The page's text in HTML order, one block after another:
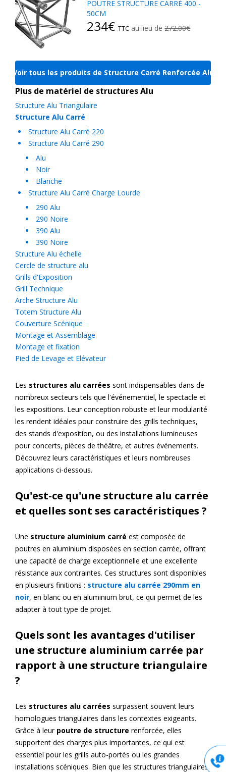
disposition pour vous guider dans vos projets (conformité,
charges portées, compatibilité).
Idéal pour les structures autoportées et les montages stables,
ce cercle carré complète parfaitement nos
triangulairesetcercles échelles, selon la géométrie
souhaitée et le rendu visuel recherché.
Plus de matériel de structures Alu
Structure Alu Triangulaire
Structure Alu Carré
Structure Alu Carré 220
Structure Alu Carré 290
Alu
Noir
Blanche
Structure Alu Carré Charge Lourde
290 Alu
290 Noire
390 Alu
390 Noire
Structure Alu échelle
Cercle de structure alu
Grills d'Exposition
Grill Technique
Arche Structure Alu
Totem Structure Alu
Couverture Scénique
Montage et Assemblage
Montage et fixation
Pied de Levage et Elévateur
POUTRE STRUCTURE CARRÉ 400 -
50CM
234€TTC au lieu de272.00€
Voir tous les produits de Structure Carré Renforcée Alu
Les structures alu carrées sont indispensables dans de
nombreux secteurs tels que l'événementiel, le spectacle et
les expositions. Leur conception robuste et leur modularité
les rendent idéales pour construire des grills techniques,
des stands d'exposition, ou des installations lumineuses
pour concerts, pièces de théâtre, et autres événements.
Découvrez leurs caractéristiques et leurs nombreuses
applications ci-dessous.
Qu'est-ce qu'une structure alu carrée
et quelles sont ses caractéristiques ?
Une structure aluminium carré est composée de
poutres en aluminium disposées en section carrée, offrant
une capacité de charge exceptionnelle et une excellente
résistance aux contraintes. Ces structures sont disponibles
en plusieurs finitions : structure alu carrée 290mm en
noir, en blanc ou en aluminium brut, ce qui permet de les
adapter à tout type de projet.
Quels sont les avantages d'utiliser
une structure aluminium carrée par
rapport à une structure triangulaire
?
Les structures alu carrées surpassent souvent leurs
homologues triangulaires dans les contextes exigeants.
Grâce à leur poutre de structure renforcée, elles
supportent des charges plus importantes, ce qui est
essentiel pour les grills auto-portés ou les grandes
installations scéniques. Bien que les structures triangulaires